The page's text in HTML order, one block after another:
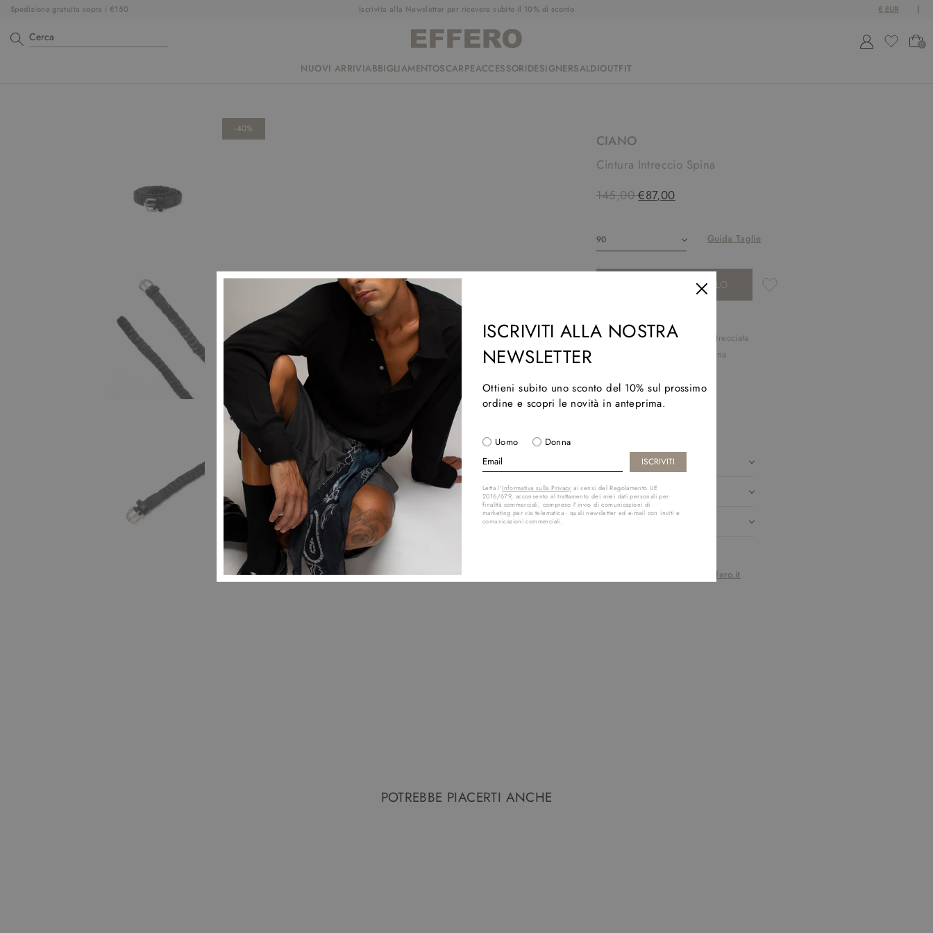
Spedizione gratuita sopra i €150 Iscrivita alla Newsletter per ricevere subito il 10% di sconto
0
NUOVI ARRIVIABBIGLIAMENTOSCARPEACCESSORIDESIGNERSALDIOUTFIT
ISCRIVITI ALLA NOSTRA
NEWSLETTER
Ottieni subito uno sconto del 10% sul prossimo
ordine e scopri le novità in anteprima.
Uomo Donna
Letta l'Informativa sulla Privacy ai sensi del Regolamento UE
2016/679, acconsento al trattamento dei miei dati personali per
finalità commerciali, compreso l'invio di comunicazioni di
marketing per via telematica - quali newsletter ed e-mail con inviti e
comunicazioni commerciali.
-40%
CIANO
Cintura Intreccio Spina
145,00 €87,00
Guida Taglie
AGGIUNGI AL CARRELLO
Cintura in pelle CIANO intrecciata
Pelle nero intrecciata a spina
Finale rotondo
Altezza: 2,5 cm
SPEDIZIONI
PAGAMENTI
customerservice@effero.it
POTREBBE PIACERTI ANCHE